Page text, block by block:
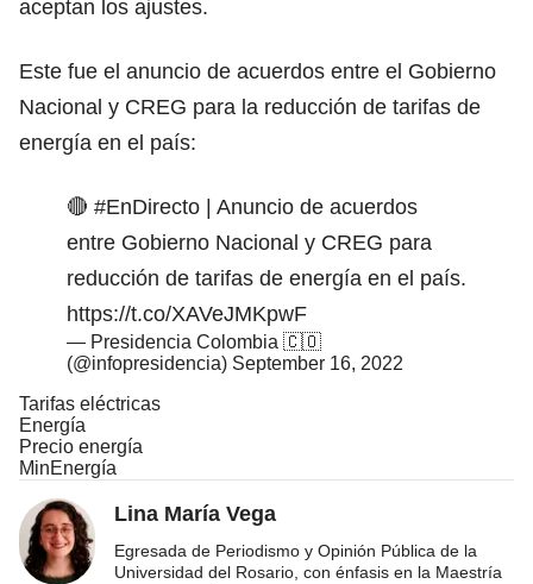
aceptan los ajustes.
Este fue el anuncio de acuerdos entre el Gobierno
Nacional y CREG para la reducción de tarifas de
energía en el país:
🔴 #EnDirecto | Anuncio de acuerdos
entre Gobierno Nacional y CREG para
reducción de tarifas de energía en el país.
https://t.co/XAVeJMKpwF
— Presidencia Colombia 🇨🇴
(@infopresidencia) September 16, 2022
Tarifas eléctricas
Energía
Precio energía
MinEnergía
Lina María Vega
Egresada de Periodismo y Opinión Pública de la
Universidad del Rosario, con énfasis en la Maestría